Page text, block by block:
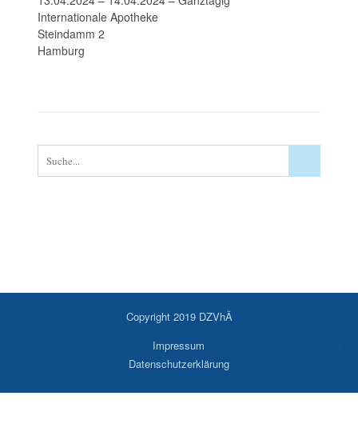
Internationale Apotheke
Steindamm 2
Hamburg
Copyright 2019 DZVhÄ
Impressum
Datenschutzerklärung